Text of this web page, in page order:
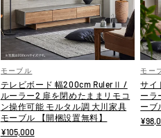
モーブル
テレビボード 幅200cm RulerⅡ /
ルーラー2 扉を閉めたままリモコ
ン操作可能 モルタル調 大川家具
モーブル 【開梱設置無料】
¥105,000
モー
サイ
ーラ
ーブ